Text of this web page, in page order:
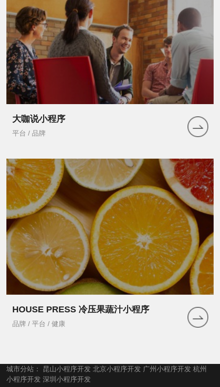
大咖说小程序
平台 / 品牌
HOUSE PRESS 冷压果蔬汁小程序
品牌 / 平台 / 健康
城市分站： 昆山小程序开发 北京小程序开发 广州小程序开发 杭州
小程序开发 深圳小程序开发